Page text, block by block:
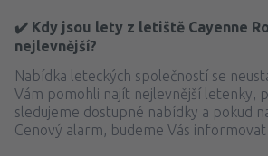
✔️ Kdy jsou lety z letiště Cayenne
nejlevnější?
Nabídka leteckých společností se
Vám pomohli najít nejlevnější letenky,
sledujeme dostupné nabídky a pokud
Cenový alarm, budeme Vás informovat